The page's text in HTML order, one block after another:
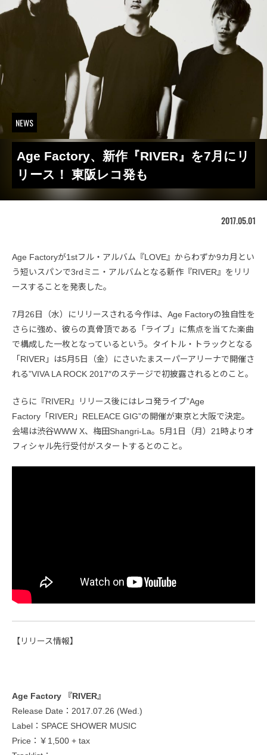
NEWS
Age Factory、新作『RIVER』を7月にリ
リース！ 東阪レコ発も
2017.05.01
Age Factoryが1stフル・アルバム『LOVE』からわずか9カ月とい
う短いスパンで3rdミニ・アルバムとなる新作『RIVER』をリリ
ースすることを発表した。
7月26日（水）にリリースされる今作は、Age Factoryの独自性を
さらに強め、彼らの真骨頂である「ライブ」に焦点を当てた楽曲
で構成した一枚となっているという。タイトル・トラックとなる
「RIVER」は5月5日（金）にさいたまスーパーアリーナで開催さ
れる”VIVA LA ROCK 2017″のステージで初披露されるとのこと。
さらに『RIVER』リリース後にはレコ発ライブ”Age
Factory「RIVER」RELEACE GIG”の開催が東京と大阪で決定。
会場は渋谷WWW X、梅田Shangri-La。5月1日（月）21時よりオ
フィシャル先行受付がスタートするとのこと。
【リリース情報】
Age Factory 『RIVER』
Release Date：2017.07.26 (Wed.)
Label：SPACE SHOWER MUSIC
Price：￥1,500 + tax